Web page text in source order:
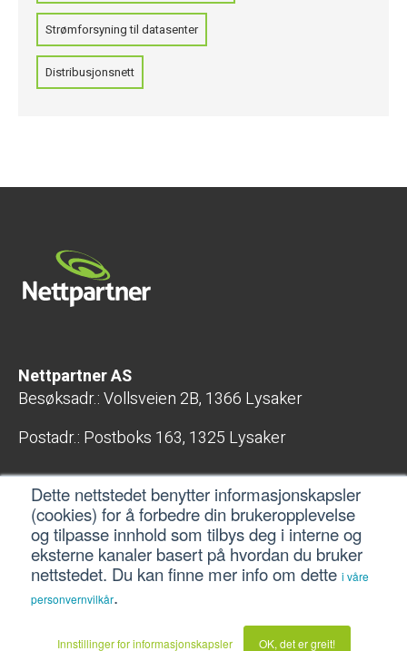
Dette nettstedet benytter informasjonskapsler
(cookies) for å forbedre din brukeropplevelse
og tilpasse innhold som tilbys deg i interne og
eksterne kanaler basert på hvordan du bruker
nettstedet. Du kan finne mer info om dette i våre
personvernvilkår.
Innstillinger for informasjonskapsler OK, det er greit!
Strømforsyning til datasenter
Distribusjonsnett
Nettpartner AS
Besøksadr.: Vollsveien 2B, 1366 Lysaker
Postadr.: Postboks 163, 1325 Lysaker
E-post: post@nettpartner.no
Telefon: 400 04 800
Org.nr.: 998 407 567 MVA
Gå til nettpartner.no